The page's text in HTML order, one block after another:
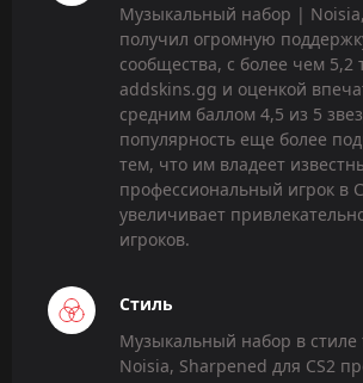
Музыкальный набор |
получил огромную
сообщества, с более чем 5,2
addskins.gg и оценкой
средним баллом 4,5 из 5
популярность еще более
тем, что им владеет
профессиональный игрок в
увеличивает
игроков.
Стиль
Музыкальный набор в стиле
Noisia, Sharpened для CS2